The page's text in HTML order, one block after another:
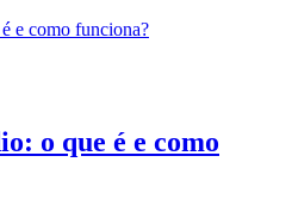
o que é e como